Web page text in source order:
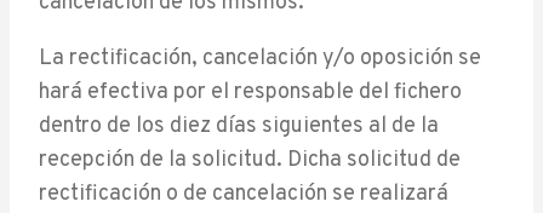
La rectificación, cancelación y/o oposición se
hará efectiva por el responsable del fichero
dentro de los diez días siguientes al de la
recepción de la solicitud. Dicha solicitud de
rectificación o de cancelación se realizará